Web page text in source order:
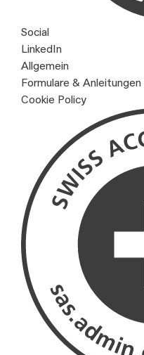
Social
LinkedIn
Allgemein
Formulare & Anleitungen
Cookie Policy